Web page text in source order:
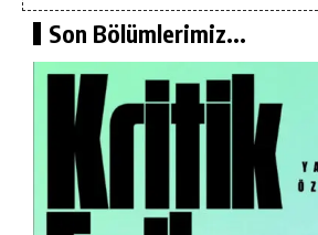
Son Bölümlerimiz...